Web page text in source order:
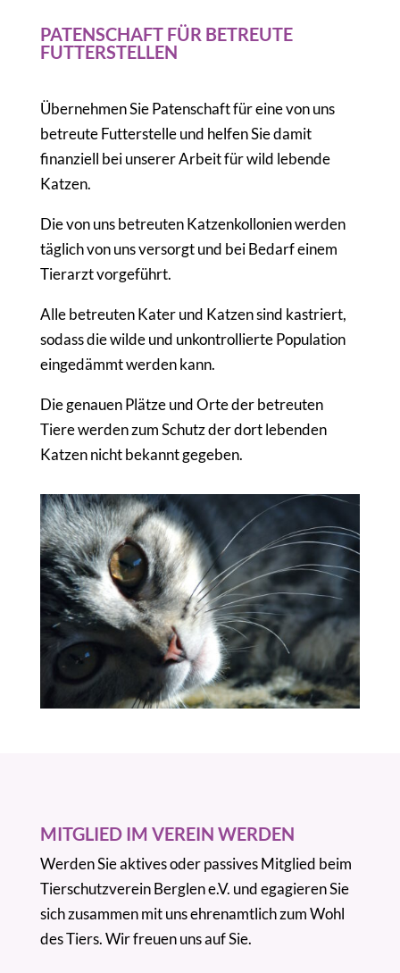
PATENSCHAFT FÜR BETREUTE
FUTTERSTELLEN
Übernehmen Sie Patenschaft für eine von uns
betreute Futterstelle und helfen Sie damit
finanziell bei unserer Arbeit für wild lebende
Katzen.
Die von uns betreuten Katzenkollonien werden
täglich von uns versorgt und bei Bedarf einem
Tierarzt vorgeführt.
Alle betreuten Kater und Katzen sind kastriert,
sodass die wilde und unkontrollierte Population
eingedämmt werden kann.
Die genauen Plätze und Orte der betreuten
Tiere werden zum Schutz der dort lebenden
Katzen nicht bekannt gegeben.
MITGLIED IM VEREIN WERDEN
Werden Sie aktives oder passives Mitglied beim
Tierschutzverein Berglen e.V. und egagieren Sie
sich zusammen mit uns ehrenamtlich zum Wohl
des Tiers. Wir freuen uns auf Sie.